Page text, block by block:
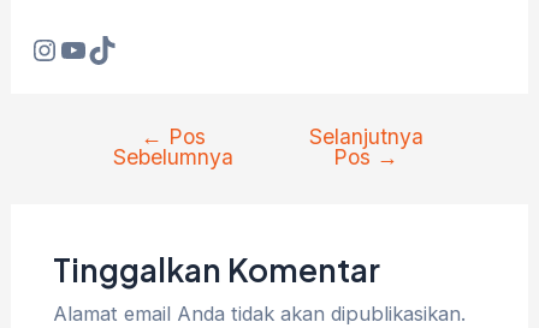
Instagram
YouTube
TikTok
Navigasi← Pos
Sebelumnya
Selanjutnya
Pos →
Tinggalkan Komentar
Alamat email Anda tidak akan dipublikasikan.